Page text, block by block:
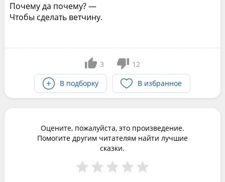
Почему да почему? —
Чтобы сделать ветчину.
3
12
В подборку
В избранное
Оцените, пожалуйста, это произведение.
Помогите другим читателям найти лучшие
сказки.